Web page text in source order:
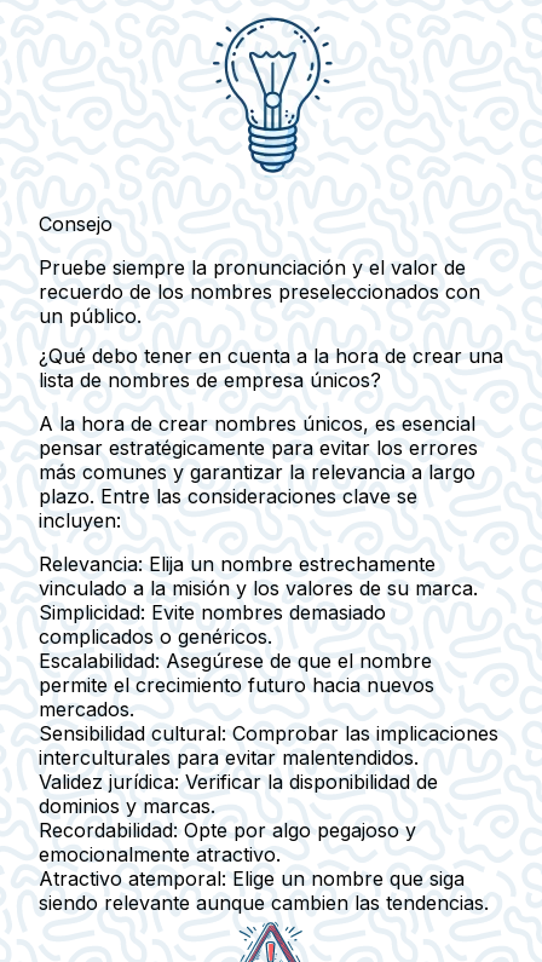
Consejo
Pruebe siempre la pronunciación y el valor de
recuerdo de los nombres preseleccionados con
un público.
¿Qué debo tener en cuenta a la hora de crear una
lista de nombres de empresa únicos?
A la hora de crear nombres únicos, es esencial
pensar estratégicamente para evitar los errores
más comunes y garantizar la relevancia a largo
plazo. Entre las consideraciones clave se
incluyen:
Relevancia: Elija un nombre estrechamente
vinculado a la misión y los valores de su marca.
Simplicidad: Evite nombres demasiado
complicados o genéricos.
Escalabilidad: Asegúrese de que el nombre
permite el crecimiento futuro hacia nuevos
mercados.
Sensibilidad cultural: Comprobar las implicaciones
interculturales para evitar malentendidos.
Validez jurídica: Verificar la disponibilidad de
dominios y marcas.
Recordabilidad: Opte por algo pegajoso y
emocionalmente atractivo.
Atractivo atemporal: Elige un nombre que siga
siendo relevante aunque cambien las tendencias.